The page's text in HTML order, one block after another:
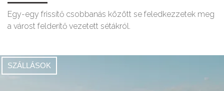
Egy-egy frissítő csobbanás között se feledkezzetek meg
a várost felderítő vezetett sétákról.
SZÁLLÁSOK